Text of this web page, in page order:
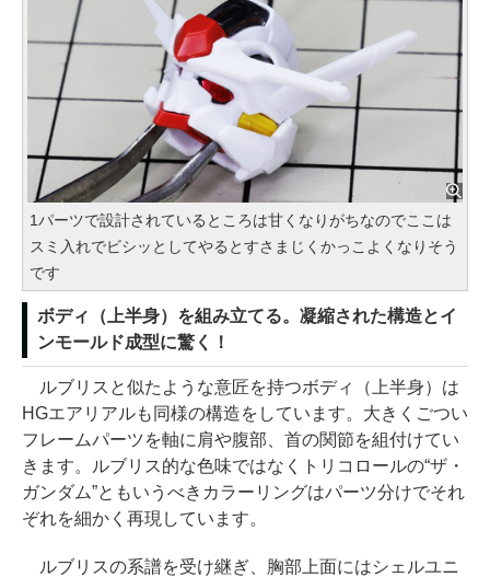
1パーツで設計されているところは甘くなりがちなのでここは
スミ入れでビシッとしてやるとすさまじくかっこよくなりそう
です
ボディ（上半身）を組み立てる。凝縮された構造とイ
ンモールド成型に驚く！
ルブリスと似たような意匠を持つボディ（上半身）は
HGエアリアルも同様の構造をしています。大きくごつい
フレームパーツを軸に肩や腹部、首の関節を組付けてい
きます。ルブリス的な色味ではなくトリコロールの“ザ・
ガンダム”ともいうべきカラーリングはパーツ分けでそれ
ぞれを細かく再現しています。
ルブリスの系譜を受け継ぎ、胸部上面にはシェルユニ